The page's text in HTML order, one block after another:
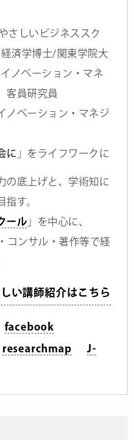
さしいビジネススク
済学博士/関東学院大
ノベーション・マネ
客員研究員
ノベーション・マネジ
に 」をライフワークに
の底上げと、学術知に
指す。
ール 」を中心に、
コンサル・著作等で経
い講師紹介はこちら
facebook
researchmap J-